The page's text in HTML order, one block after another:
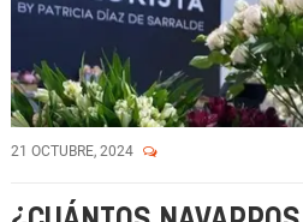
21 OCTUBRE, 2024